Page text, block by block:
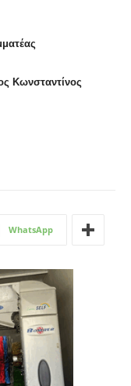
WhatsApp